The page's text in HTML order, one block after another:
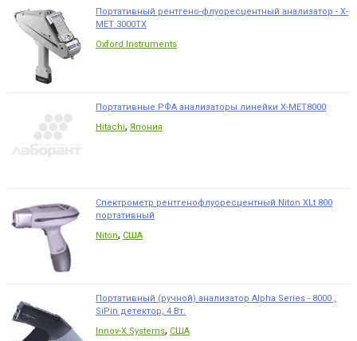
Портативный рентгено-флуоресцентный анализатор - X-
MET 3000TX
Oxford Instruments
Портативные РФА анализаторы линейки X-MET8000
Hitachi, Япония
Спектрометр рентгенофлуоресцентный Niton XLt 800
портативный
Niton, США
Портативный (ручной) анализатор Alpha Series - 8000 ,
SiPin детектор, 4 Вт.
Innov-X Systems, США